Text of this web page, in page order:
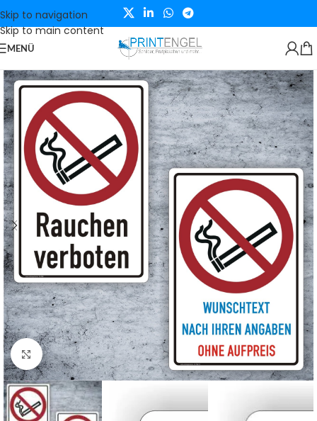
Skip to navigation
Skip to main content
MENÜ
Klicken zum Vergrößern